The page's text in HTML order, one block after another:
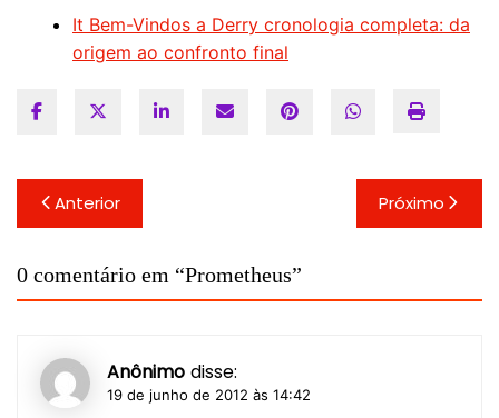
It Bem-Vindos a Derry cronologia completa: da
origem ao confronto final
Navegação
de
Post
Anterior Próximo
0 comentário em “Prometheus”
Anônimo disse:
19 de junho de 2012 às 14:42